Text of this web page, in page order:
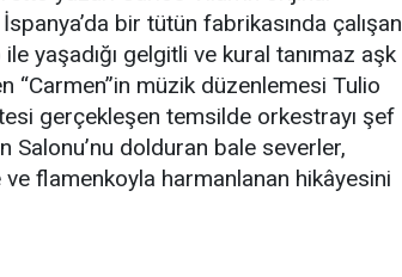
bir tütün fabrikasında çalışan
yaşadığı gelgitli ve kural tanımaz aşk
“Carmen”in müzik düzenlemesi Tulio
gerçekleşen temsilde orkestrayı şef
Salonu’nu dolduran bale severler,
flamenkoyla harmanlanan hikâyesini